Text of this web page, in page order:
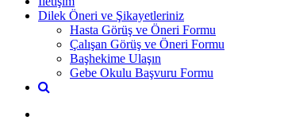
Dilek Öneri ve Şikayetleriniz
Hasta Görüş ve Öneri Formu
Çalışan Görüş ve Öneri Formu
Başhekime Ulaşın
Gebe Okulu Başvuru Formu